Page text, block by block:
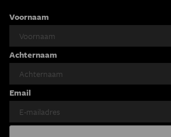
Voornaam
Achternaam
Email